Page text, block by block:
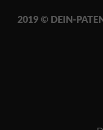
2019 © DEIN-